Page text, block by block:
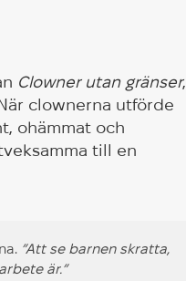
Clowner utan gränser,
clownerna utförde
ohämmat och
till en
”Att se barnen skratta,
är.”